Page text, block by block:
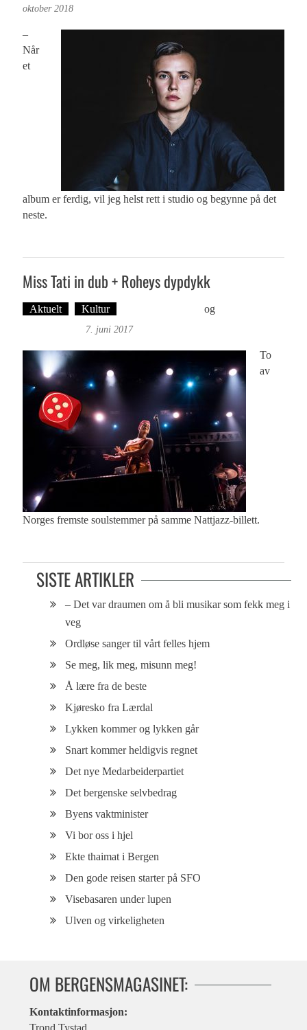
oktober 2018
–
Når
et
album er ferdig, vil jeg helst rett i studio og begynne på det
neste.
Miss Tati in dub + Roheys dypdykk
Aktuelt Kultur og
7. juni 2017
To
av
Norges fremste soulstemmer på samme Nattjazz-billett.
SISTE ARTIKLER
– Det var draumen om å bli musikar som fekk meg i
veg
Ordløse sanger til vårt felles hjem
Se meg, lik meg, misunn meg!
Å lære fra de beste
Kjøresko fra Lærdal
Lykken kommer og lykken går
Snart kommer heldigvis regnet
Det nye Medarbeiderpartiet
Det bergenske selvbedrag
Byens vaktminister
Vi bor oss i hjel
Ekte thaimat i Bergen
Den gode reisen starter på SFO
Visebasaren under lupen
Ulven og virkeligheten
OM BERGENSMAGASINET:
Kontaktinformasjon:
Trond Tystad